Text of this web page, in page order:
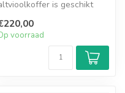
is geschikt
voorraad